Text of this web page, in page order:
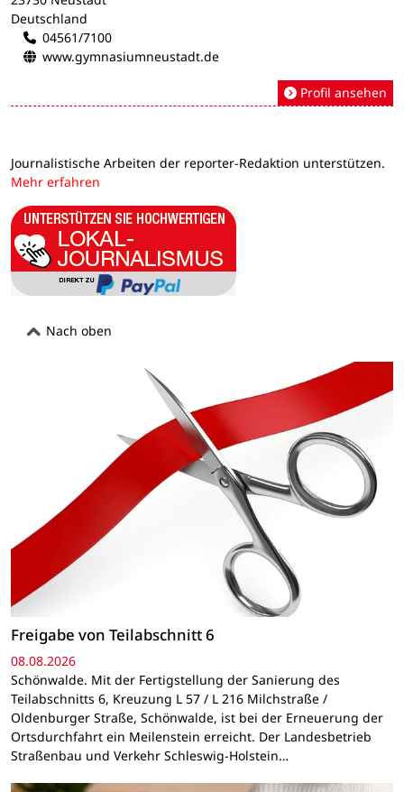
Deutschland
04561/7100
www.gymnasiumneustadt.de
Profil ansehen
Journalistische Arbeiten der reporter-Redaktion unterstützen.
Mehr erfahren
Nach oben
Freigabe von Teilabschnitt 6
08.08.2026
Schönwalde. Mit der Fertigstellung der Sanierung des
Teilabschnitts 6, Kreuzung L 57 / L 216 Milchstraße /
Oldenburger Straße, Schönwalde, ist bei der Erneuerung der
Ortsdurchfahrt ein Meilenstein erreicht. Der Landesbetrieb
Straßenbau und Verkehr Schleswig-Holstein…